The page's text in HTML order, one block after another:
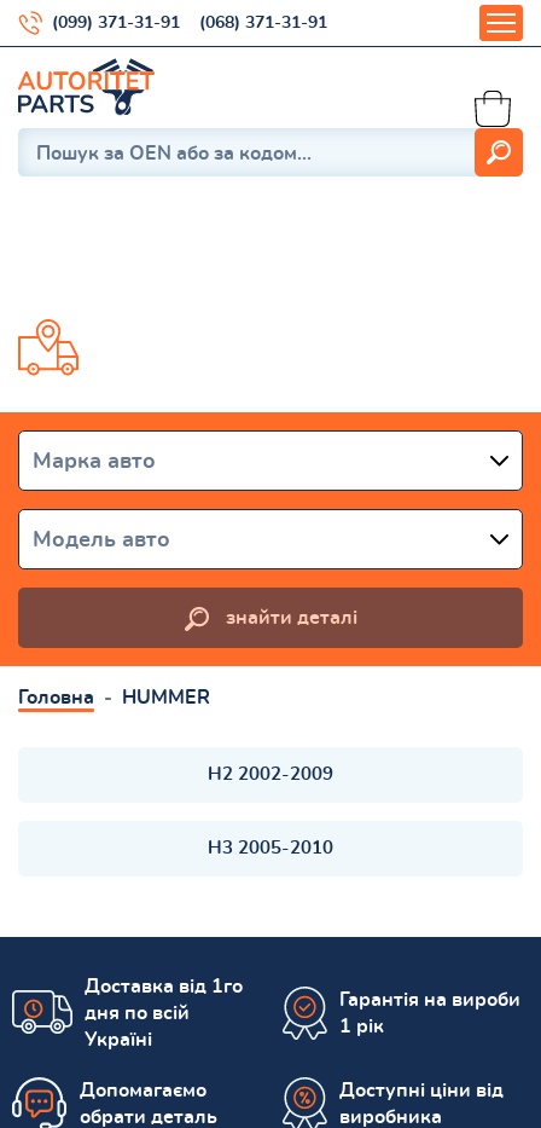
(099) 371-31-91 (068) 371-31-91
Марка авто
Модель авто
знайти деталі
Головна HUMMER
H2 2002-2009
H3 2005-2010
Доставка від 1го
дня по всій
Україні
Гарантія на вироби
1 рік
Допомагаємо
обрати деталь
Доступні ціни від
виробника